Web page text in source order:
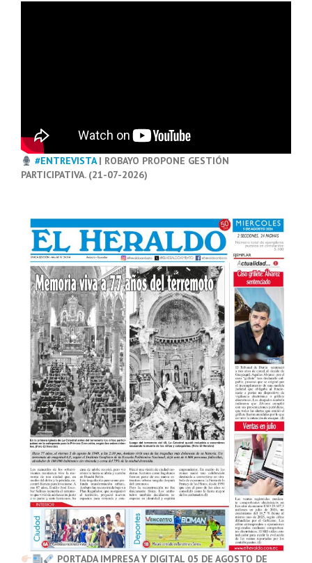
#ENTREVISTA| ROBAYO PROPONE GESTIÓN
PARTICIPATIVA. (21-07-2026)
PORTADA IMPRESA Y DIGITAL 05 DE AGOSTO DE